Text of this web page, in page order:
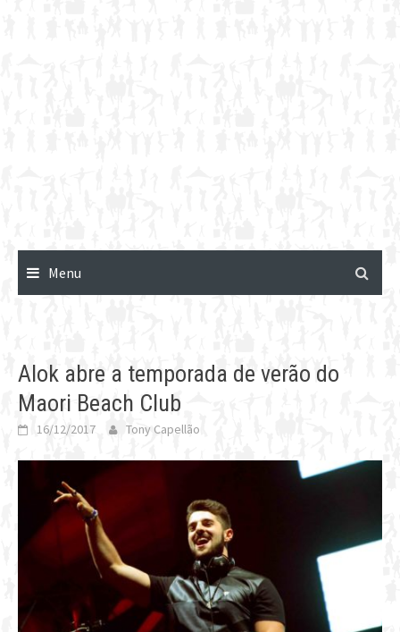
Menu
Alok abre a temporada de verão do
Maori Beach Club
16/12/2017 Tony Capellão